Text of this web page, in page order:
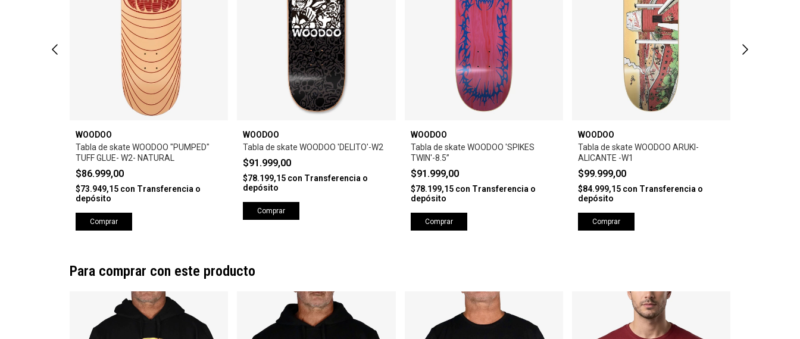
WOODOO
Tabla de skate WOODOO "PUMPED"
TUFF GLUE- W2- NATURAL
$86.999,00
$73.949,15 con Transferencia o
depósito
Comprar
WOODOO
Tabla de skate WOODOO 'DELITO'-W2
$91.999,00
$78.199,15 con Transferencia o
depósito
Comprar
WOODOO
Tabla de skate WOODOO 'SPIKES
TWIN'-8.5”
$91.999,00
$78.199,15 con Transferencia o
depósito
Comprar
WOODOO
Tabla de skate WOODOO ARUKI-
ALICANTE -W1
$99.999,00
$84.999,15 con Transferencia o
depósito
Comprar
Para comprar con este producto